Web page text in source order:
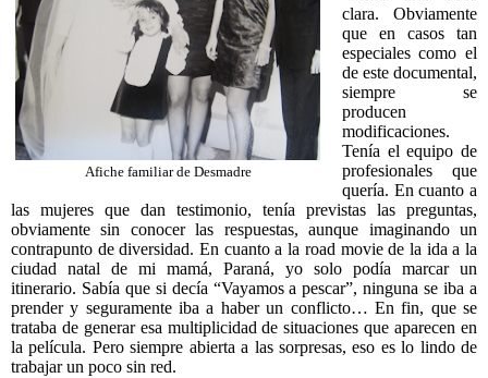
Afiche familiar de Desmadre
clara. Obviamente
que en casos tan
especiales como el
de este documental,
siempre se
producen
modificaciones.
Tenía el equipo de
profesionales que
quería. En cuanto a
las mujeres que dan testimonio, tenía previstas las preguntas,
obviamente sin conocer las respuestas, aunque imaginando un
contrapunto de diversidad. En cuanto a la road movie de la ida a la
ciudad natal de mi mamá, Paraná, yo solo podía marcar un
itinerario. Sabía que si decía “Vayamos a pescar”, ninguna se iba a
prender y seguramente iba a haber un conflicto… En fin, que se
trataba de generar esa multiplicidad de situaciones que aparecen en
la película. Pero siempre abierta a las sorpresas, eso es lo lindo de
trabajar un poco sin red.